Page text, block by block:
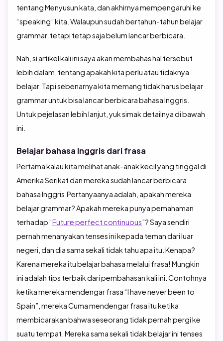
tentang Menyusun kata, dan akhirnya mempengaruhi ke
“speaking” kita. Walaupun sudah bertahun-tahun belajar
grammar, tetapi tetap saja belum lancar berbicara.
Nah, si artikel kali ini saya akan membahas hal tersebut
lebih dalam, tentang apakah kita perlu atau tidaknya
belajar. Tapi sebenarnya kita memang tidak harus belajar
grammar untuk bisa lancar berbicara bahasa Inggris.
Untuk pejelasan lebih lanjut, yuk simak detailnya di bawah
ini.
Belajar bahasa Inggris dari frasa
Pertama kalau kita melihat anak-anak kecil yang tinggal di
Amerika Serikat dan mereka sudah lancar berbicara
bahasa Inggris.Pertanyaanya adalah, apakah mereka
belajar grammar? Apakah mereka punya pemahaman
terhadap “Future perfect continuous”? Saya sendiri
pernah menanyakan tenses ini kepada teman dari luar
negeri, dan dia sama sekali tidak tahu apa itu. Kenapa?
Karena mereka itu belajar bahasa melalui frasa! Mungkin
ini adalah tips terbaik dari pembahasan kali ini. Contohnya
ketika mereka mendengar frasa “I have never been to
Spain”, mereka Cuma mendengar frasa itu ketika
membicarakan bahwa seseorang tidak pernah pergi ke
suatu tempat. Mereka sama sekali tidak belajar ini tenses